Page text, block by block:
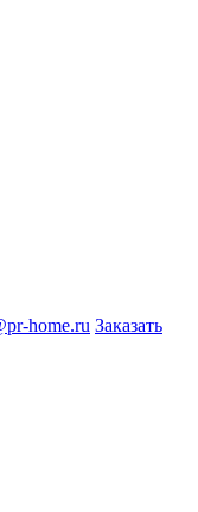
home.ru Заказать